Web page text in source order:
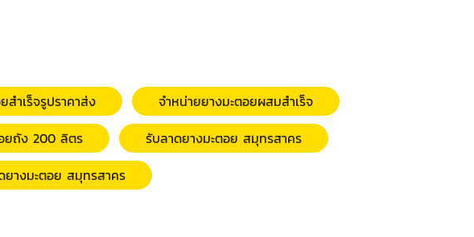
สำเร็จรูปราคาส่ง
จำหน่ายยางมะตอยผสมสำเร็จ
ยถัง 200 ลิตร
รับลาดยางมะตอย สมุทรสาคร
ยางมะตอย สมุทรสาคร